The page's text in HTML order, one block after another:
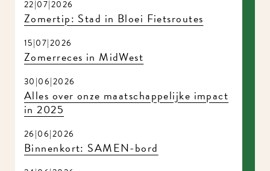
22|07|2026
Zomertip: Stad in Bloei Fietsroutes
15|07|2026
Zomerreces in MidWest
30|06|2026
Alles over onze maatschappelijke impact
in 2025
26|06|2026
Binnenkort: SAMEN-bord